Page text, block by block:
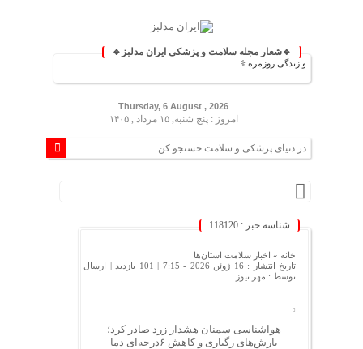
🔹شعار مجله سلامت و پزشکی ایران مدلبز🔹
و زندگی روزمره ⚕️
Thursday, 6 August , 2026
امروز : پنج شنبه, ۱۵ مرداد , ۱۴۰۵
شناسه خبر : 118120
خانه » اخبار سلامت استان‌ها
تاریخ انتشار : 16 ژوئن 2026 - 7:15 |
101 بازدید
| ارسال
توسط : مهر نیوز
هواشناسی سمنان هشدار زرد صادر کرد؛
بارش‌های رگباری و کاهش ۶درجه‌ای دما